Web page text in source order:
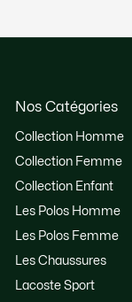
Nos Catégories
Collection Homme
Collection Femme
Collection Enfant
Les Polos Homme
Les Polos Femme
Les Chaussures
Lacoste Sport